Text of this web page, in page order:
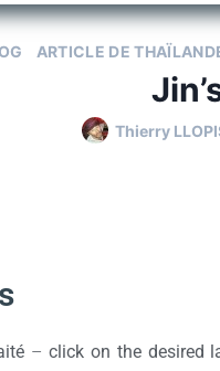
ARTICLE DE
Thierry
– click on the desired